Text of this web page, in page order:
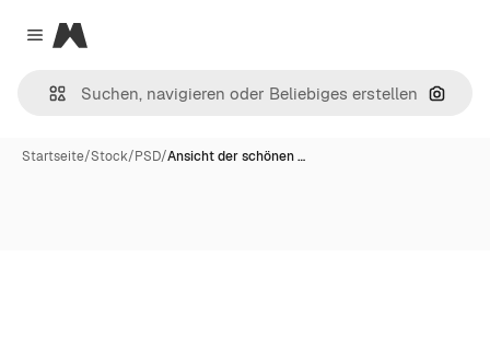
Close menu
Magnific
Nach
Startseite/Stock/PSD/Ansicht der schönen …